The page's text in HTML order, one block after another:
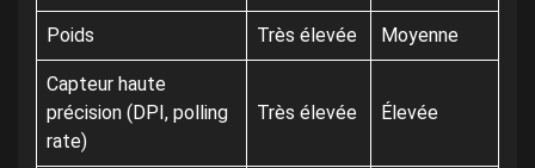
Poids Très élevée Moyenne
Capteur haute
précision (DPI, polling
rate)
Très élevée Élevée